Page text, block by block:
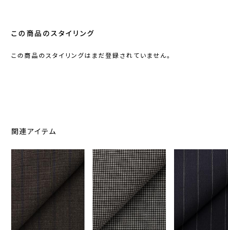
この商品のスタイリング
この商品のスタイリングはまだ登録されていません。
関連アイテム